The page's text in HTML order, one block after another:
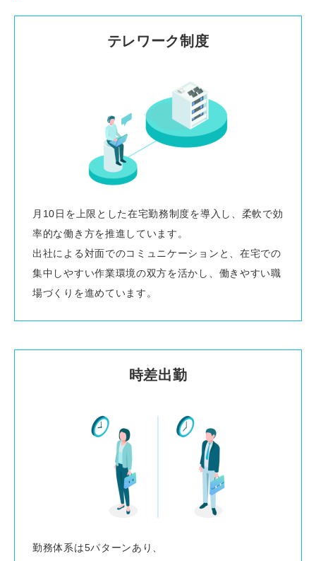
テレワーク制度
月10日を上限とした在宅勤務制度を導入し、柔軟で効
率的な働き方を推進しています。
出社による対面でのコミュニケーションと、在宅での
集中しやすい作業環境の双方を活かし、働きやすい職
場づくりを進めています。
時差出勤
勤務体系は5パターンあり、